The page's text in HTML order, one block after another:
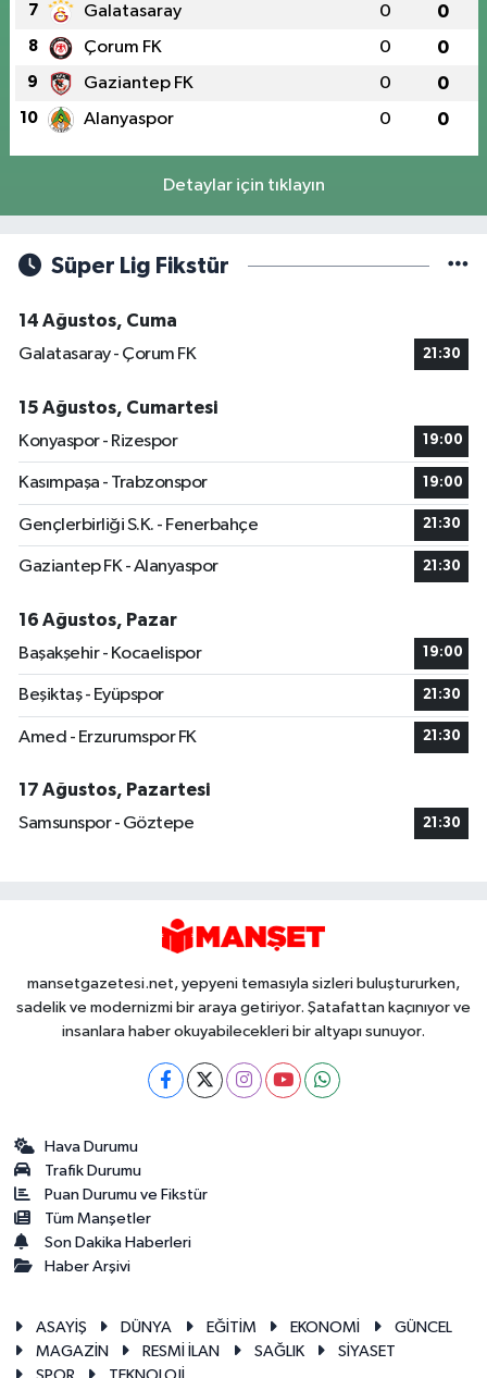
7 Galatasaray 0 0
8 Çorum FK 0 0
9 Gaziantep FK 0 0
10 Alanyaspor 0 0
Detaylar için tıklayın
Süper Lig Fikstür
14 Ağustos, Cuma
Galatasaray - Çorum FK
21:30
15 Ağustos, Cumartesi
Konyaspor - Rizespor
19:00
Kasımpaşa - Trabzonspor 19:00
Gençlerbirliği S.K. - Fenerbahçe 21:30
Gaziantep FK - Alanyaspor 21:30
16 Ağustos, Pazar
Başakşehir - Kocaelispor
19:00
Beşiktaş - Eyüpspor 21:30
Amed - Erzurumspor FK 21:30
17 Ağustos, Pazartesi
Samsunspor - Göztepe
21:30
mansetgazetesi.net, yepyeni temasıyla sizleri buluştururken,
sadelik ve modernizmi bir araya getiriyor. Şatafattan kaçınıyor ve
insanlara haber okuyabilecekleri bir altyapı sunuyor.
Hava Durumu
Trafik Durumu
Puan Durumu ve Fikstür
Tüm Manşetler
Son Dakika Haberleri
Haber Arşivi
ASAYİŞ DÜNYA EĞİTİM EKONOMİ
GÜNCEL
MAGAZİN
RESMİ İLAN SAĞLIK
SİYASET
SPOR
TEKNOLOJİ